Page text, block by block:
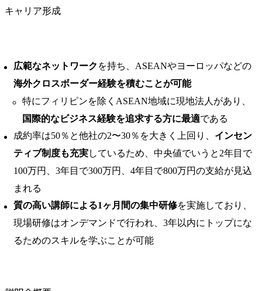
キャリア形成
広範なネットワーク を持ち、ASEANやヨーロッパなどの
海外クロスボーダー経験を積むことが可能
特にフィリピンを除くASEAN地域に現地法人があり、
国際的なビジネス経験を追求する方に最適である
成約率は50％と他社の2〜30％を大きく上回り、 インセン
ティブ制度も充実しているため、中央値でいうと2年目で
100万円、3年目で300万円、4年目で800万円の支給が見込
まれる
質の高い講師による1ヶ月間の集中研修を実施しており、
現場研修はオンデマンドで行われ、3年以内にトップにな
るためのスキルを学ぶことが可能